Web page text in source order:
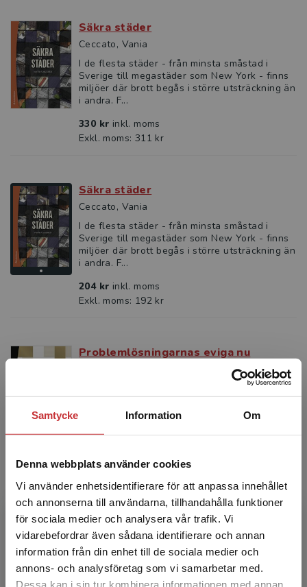
Samtycke Information Om
Denna webbplats använder cookies
Vi använder enhetsidentifierare för att anpassa innehållet
och annonserna till användarna, tillhandahålla funktioner
för sociala medier och analysera vår trafik. Vi
vidarebefordrar även sådana identifierare och annan
information från din enhet till de sociala medier och
annons- och analysföretag som vi samarbetar med.
Dessa kan i sin tur kombinera informationen med annan
Begränsad fraktregion
Säkra städer
Ceccato, Vania
I de flesta städer - från minsta småstad i
Sverige till megastäder som New York - finns
miljöer där brott begås i större utsträckning än
i andra. F...
330 kr inkl. moms
Exkl. moms: 311 kr
Säkra städer
Ceccato, Vania
I de flesta städer - från minsta småstad i
Sverige till megastäder som New York - finns
miljöer där brott begås i större utsträckning än
i andra. F...
204 kr inkl. moms
Exkl. moms: 192 kr
Problemlösningarnas eviga nu
brottsförebyggande arbetet oftast kopplats
samman med breda trygghetsfrågor och
Exkl. moms: 336 kr
Problemlösningarnas eviga nu
Forkby, Torbjörn m.fl.
Under senare år har det lokala
brottsförebyggande arbetet oftast kopplats
samman med breda trygghetsfrågor och